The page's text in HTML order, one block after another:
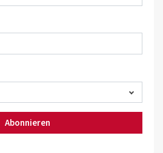
Abonnieren